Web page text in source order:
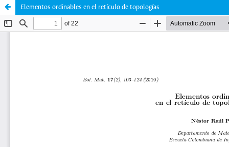
Elementos ordinables en el retículo de topologías